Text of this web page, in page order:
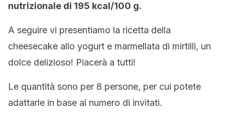
nutrizionale di 195 kcal/100 g.
A seguire vi presentiamo la ricetta della
cheesecake allo yogurt e marmellata di mirtilli, un
dolce delizioso! Piacerà a tutti!
Le quantità sono per 8 persone, per cui potete
adattarle in base al numero di invitati.